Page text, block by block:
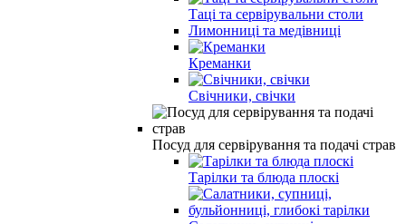
Таці та сервірувальни столи
Лимонниці та медівниці
Креманки
Свічники, свічки
Посуд для сервірування та подачі страв
Тарілки та блюда плоскі